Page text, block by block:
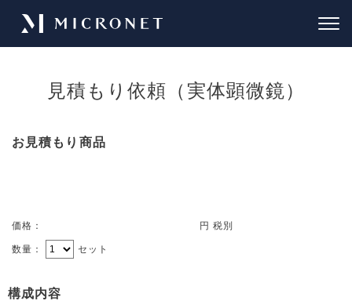
見積もり依頼（実体顕微鏡）
お見積もり商品
価格： 円 税別
数量： セット
構成内容